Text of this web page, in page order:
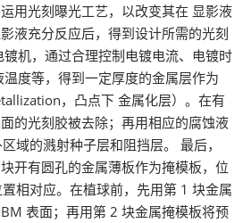
用光刻曝光工艺，以改变其在 显影液
液充分反应后，得到设计所需的光刻
机，通过合理控制电镀电流、电镀时
度等，得到一定厚度的金属层作为
，凸点下 金属化层）。在有
的光刻胶被去除；再用相应的腐蚀液
域的溅射种子层和阻挡层。 最后，
开有圆孔的金属薄板作为掩模板，位
相对应。在植球前，先用第 1 块金属
表面；再用第 2 块金属掩模板将预